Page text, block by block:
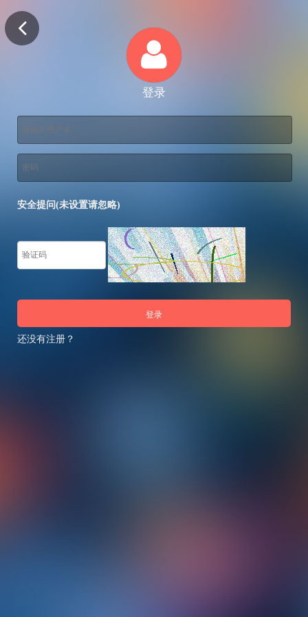
登录
安全提问(未设置请忽略)
登录
还没有注册？